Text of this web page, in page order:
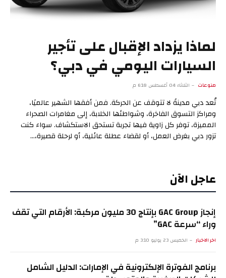
لماذا يزداد الإقبال على تأجير
السيارات اليومي في دبي؟
منوعات الثلاثاء 04 أغسطس 6:18 م
تُعد دبي مدينةً لا تتوقف عن الحركة. فمن أفقها الشهير عالميًا،
ومراكز التسوق الفاخرة، وشواطئها الخلابة، إلى مغامرات الصحراء
المميزة، توفر كل زاوية فيها تجربة تستحق الاستكشاف. سواء كنت
تزور دبي بغرض العمل، أو لقضاء عطلة عائلية، أو لرحلة قصيرة،…
عاجل الآن
إنجاز GAC Group بإنتاج 30 مليون مركبة: الأرقام التي تقف
وراء “سرعة GAC”
اخر الاخبار الخميس 23 يوليو 3:10 م
برنامج الفوترة الإلكترونية في الإمارات: الدليل الشامل